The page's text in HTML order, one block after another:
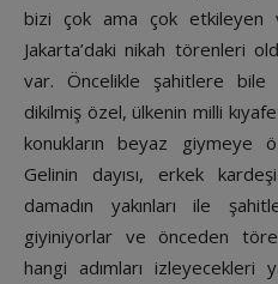
bizi çok ama çok etkileyen
Jakarta’daki nikah törenleri
var. Öncelikle şahitlere
dikilmiş özel, ülkenin milli
konukların beyaz giymeye
Gelinin dayısı, erkek
damadın yakınları ile
giyiniyorlar ve önceden
hangi adımları izleyecekleri